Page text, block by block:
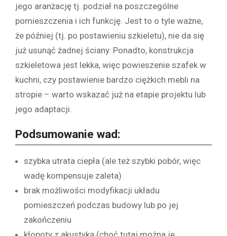
jego aranżację tj. podział na poszczególne
pomieszczenia i ich funkcję. Jest to o tyle ważne,
że później (tj. po postawieniu szkieletu), nie da się
już usunąć żadnej ściany. Ponadto, konstrukcja
szkieletowa jest lekka, więc powieszenie szafek w
kuchni, czy postawienie bardzo ciężkich mebli na
stropie – warto wskazać już na etapie projektu lub
jego adaptacji.
Podsumowanie wad:
szybka utrata ciepła (ale też szybki pobór, więc
wadę kompensuje zaleta)
brak możliwości modyfikacji układu
pomieszczeń podczas budowy lub po jej
zakończeniu